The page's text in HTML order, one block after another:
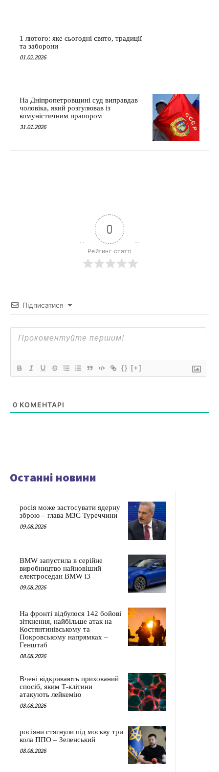
1 лютого: яке сьогодні свято, традиції
та заборони
01.02.2026
На Дніпропетровщині суд виправдав
чоловіка, який розгулював із
комуністичним прапором
31.01.2026
0
Рейтинг статті
Підписатися
{} [+]
0 КОМЕНТАРІ
Останні новини
росія може застосувати ядерну
зброю – глава МЗС Туреччини
09.08.2026
BMW запустила в серійне
виробництво найновіший
електроседан BMW i3
09.08.2026
На фронті відбулося 142 бойові
зіткнення, найбільше атак на
Костянтинівському та
Покровському напрямках –
Генштаб
08.08.2026
Вчені відкривають прихований
спосіб, яким Т-клітини
атакують лейкемію
08.08.2026
росіяни стягнули під москву три
кола ППО – Зеленський
08.08.2026